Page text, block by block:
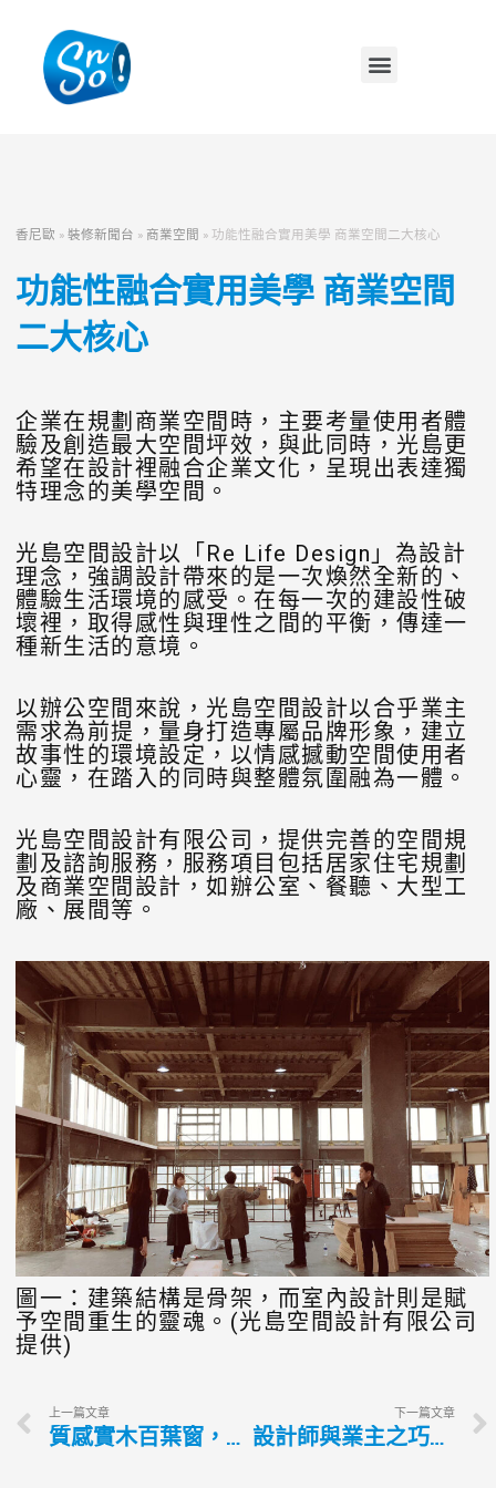
香尼歐 »裝修新聞台 » 商業空間 » 功能性融合實用美學 商業空間二大核心
功能性融合實用美學 商業空間
二大核心
企業在規劃商業空間時，主要考量使用者體
驗及創造最大空間坪效，與此同時，光島更
希望在設計裡融合企業文化，呈現出表達獨
特理念的美學空間。
光島空間設計以「Re Life Design」為設計
理念，強調設計帶來的是一次煥然全新的、
體驗生活環境的感受。在每一次的建設性破
壞裡，取得感性與理性之間的平衡，傳達一
種新生活的意境。
以辦公空間來說，光島空間設計以合乎業主
需求為前提，量身打造專屬品牌形象，建立
故事性的環境設定，以情感撼動空間使用者
心靈，在踏入的同時與整體氛圍融為一體。
光島空間設計有限公司，提供完善的空間規
劃及諮詢服務，服務項目包括居家住宅規劃
及商業空間設計，如辦公室、餐聽、大型工
廠、展間等。
圖一：建築結構是骨架，而室內設計則是賦
予空間重生的靈魂。(光島空間設計有限公司
提供)
上一篇文章
質感實木百葉窗，提升良好生活品質
下一篇文章
設計師與業主之巧妙關係 一同創造適性環境